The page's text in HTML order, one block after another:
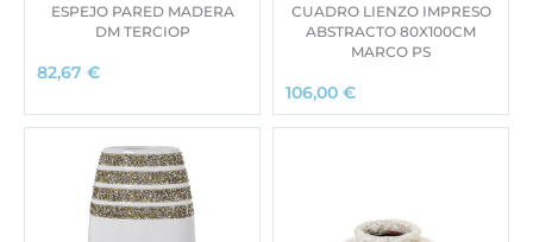
ESPEJO PARED MADERA
DM TERCIOP
82,67 €
CUADRO LIENZO IMPRESO
ABSTRACTO 80X100CM
MARCO PS
106,00 €